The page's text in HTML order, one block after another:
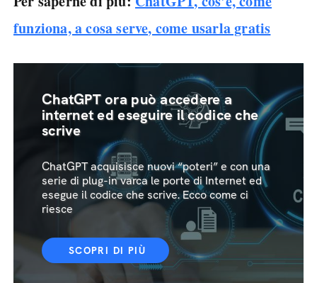
funziona, a cosa serve, come usarla gratis
ChatGPT ora può accedere a
internet ed eseguire il codice che
scrive
ChatGPT acquisisce nuovi “poteri” e con una
serie di plug-in varca le porte di Internet ed
esegue il codice che scrive. Ecco come ci
riesce
SCOPRI DI PIÙ